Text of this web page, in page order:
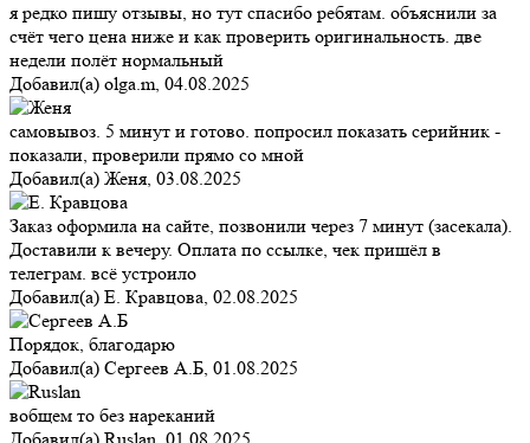
я редко пишу отзывы, но тут спасибо ребятам. объяснили за
счёт чего цена ниже и как проверить оригинальность. две
недели полёт нормальный
Добавил(а) olga.m, 04.08.2025
самовывоз. 5 минут и готово. попросил показать серийник -
показали, проверили прямо со мной
Добавил(а) Женя, 03.08.2025
Заказ оформила на сайте, позвонили через 7 минут (засекала).
Доставили к вечеру. Оплата по ссылке, чек пришёл в
телеграм. всё устроило
Добавил(а) Е. Кравцова, 02.08.2025
Порядок, благодарю
Добавил(а) Сергеев А.Б, 01.08.2025
вобщем то без нареканий